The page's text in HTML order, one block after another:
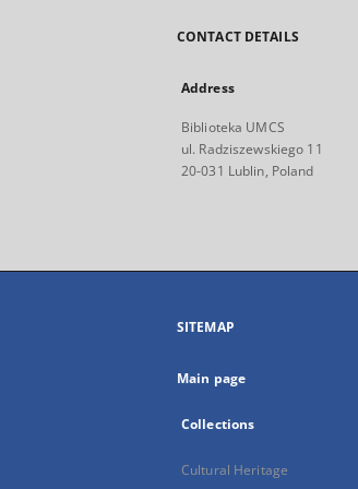
CONTACT DETAILS
Address
Biblioteka UMCS
ul. Radziszewskiego 11
20-031 Lublin, Poland
SITEMAP
Main page
Collections
Cultural Heritage